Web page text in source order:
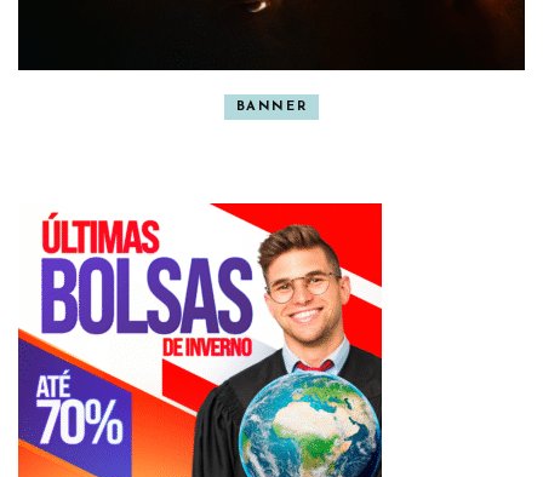
BANNER